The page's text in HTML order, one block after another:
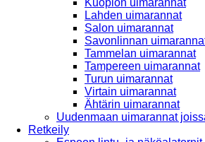
Lahden uimarannat
Salon uimarannat
Savonlinnan
Tammelan uimarannat
Tampereen uimarannat
Turun uimarannat
Virtain uimarannat
Ähtärin uimarannat
Uudenmaan uimarannat
Retkeily